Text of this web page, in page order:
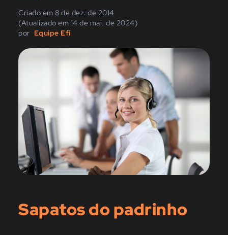
Criado em 8 de dez. de 2014
(Atualizado em 14 de mai. de 2024)
por Equipe Efí
Sapatos do padrinho